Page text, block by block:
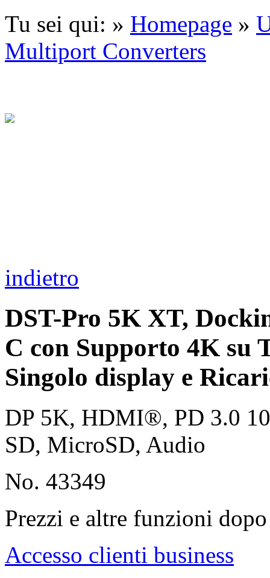
Tu sei qui: » Homepage »
Multiport Converters
indietro
DST-Pro 5K XT,
C con Supporto 4K su
Singolo display e
DP 5K, HDMI®, PD 3.0
SD, MicroSD, Audio
No. 43349
Prezzi e altre funzioni
Accesso clienti business